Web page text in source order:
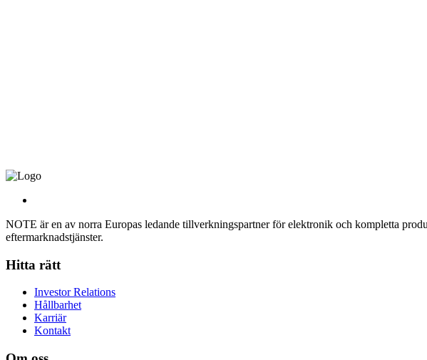
NOTE är en av norra Europas ledande tillverkningspartner för elektronik och kompletta
eftermarknadstjänster.
Hitta rätt
Investor Relations
Hållbarhet
Karriär
Kontakt